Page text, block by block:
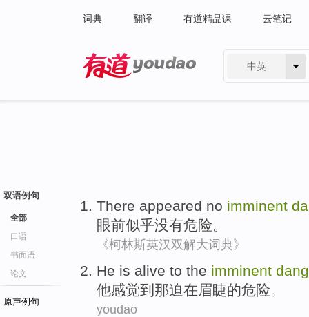
词典 翻译 有道精品课 云笔记
中英
双语例句
全部
口语
书面语
论文
原声例句
There appeared no imminent
眼前似乎没有危险。
《柯林斯英汉双解大词典》
He is alive to the imminent
他感觉到 那迫在眉睫的危险。
youdao